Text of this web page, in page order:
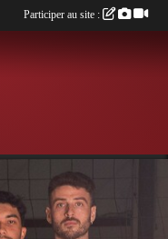
Participer au site :